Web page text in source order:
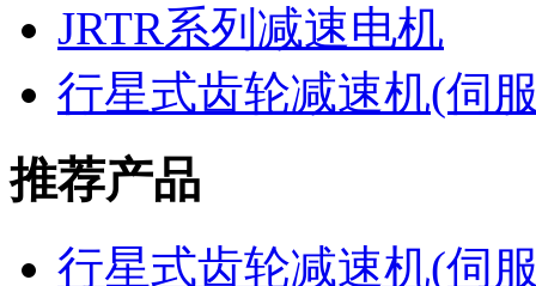
JRTR系列减速电机
行星式齿轮减速机(伺
推荐产品
行星式齿轮减速机(伺